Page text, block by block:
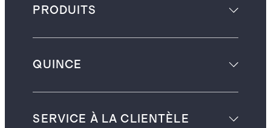
PRODUITS
QUINCE
SERVICE À LA CLIENTÈLE